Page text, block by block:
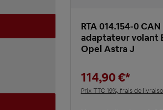
RTA 014.154-0 CAN
adaptateur volant
Opel Astra J
114,90 €*
Prix TTC 19%, frais de